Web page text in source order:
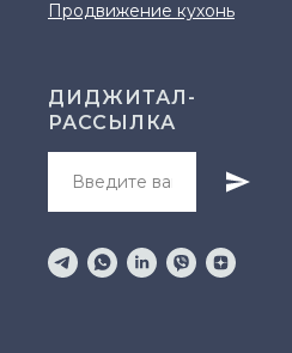
Продвижение кухонь
ДИДЖИТАЛ-
РАССЫЛКА